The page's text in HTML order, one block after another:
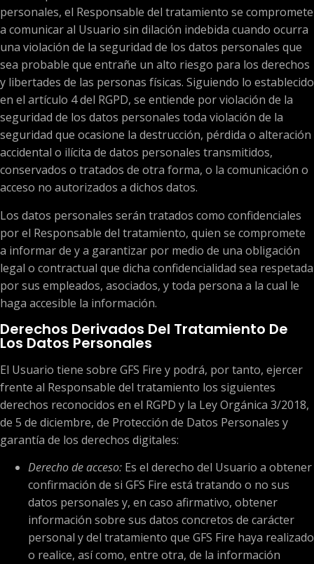
personales, el Responsable del tratamiento se compromete
a comunicar al Usuario sin dilación indebida cuando ocurra
una violación de la seguridad de los datos personales que
sea probable que entrañe un alto riesgo para los derechos
y libertades de las personas físicas. Siguiendo lo establecido
en el artículo 4 del RGPD, se entiende por violación de la
seguridad de los datos personales toda violación de la
seguridad que ocasione la destrucción, pérdida o alteración
accidental o ilícita de datos personales transmitidos,
conservados o tratados de otra forma, o la comunicación o
acceso no autorizados a dichos datos.
Los datos personales serán tratados como confidenciales
por el Responsable del tratamiento, quien se compromete
a informar de y a garantizar por medio de una obligación
legal o contractual que dicha confidencialidad sea respetada
por sus empleados, asociados, y toda persona a la cual le
haga accesible la información.
Derechos Derivados Del Tratamiento De
Los Datos Personales
El Usuario tiene sobre GFS Fire y podrá, por tanto, ejercer
frente al Responsable del tratamiento los siguientes
derechos reconocidos en el RGPD y la Ley Orgánica 3/2018,
de 5 de diciembre, de Protección de Datos Personales y
garantía de los derechos digitales:
Derecho de acceso: Es el derecho del Usuario a obtener
confirmación de si GFS Fire está tratando o no sus
datos personales y, en caso afirmativo, obtener
información sobre sus datos concretos de carácter
personal y del tratamiento que GFS Fire haya realizado
o realice, así como, entre otra, de la información